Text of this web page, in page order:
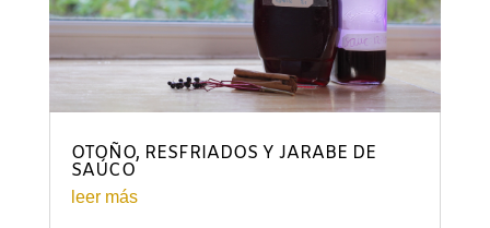
OTOÑO, RESFRIADOS Y JARABE DE
SAÚCO
leer más